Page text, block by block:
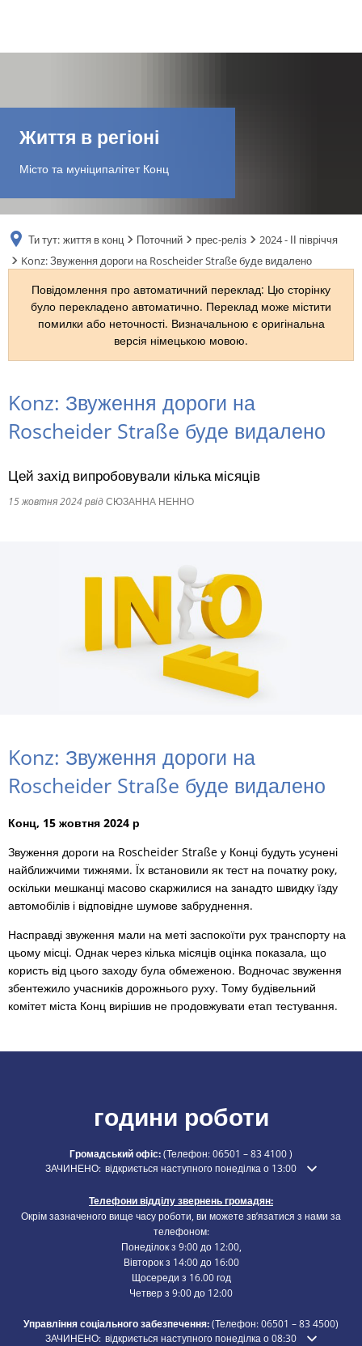
TR
Життя в регіоні
Місто та муніципалітет Конц
Ти тут: життя в конц Поточний прес-реліз
2024 - ІІ півріччя
Konz: Звуження дороги на Roscheider Straße буде видалено
Повідомлення про автоматичний переклад: Цю сторінку
було перекладено автоматично. Переклад може містити
помилки або неточності. Визначальною є оригінальна
версія німецькою мовою.
Konz: Звуження дороги на
Roscheider Straße буде видалено
Цей захід випробовували кілька місяців
15 жовтня 2024 рвідСЮЗАННА НЕННО
Konz: Звуження дороги на
Roscheider Straße буде видалено
Конц, 15 жовтня 2024 р
Звуження дороги на Roscheider Straße у Конці будуть усунені
найближчими тижнями. Їх встановили як тест на початку року,
оскільки мешканці масово скаржилися на занадто швидку їзду
автомобілів і відповідне шумове забруднення.
Насправді звуження мали на меті заспокоїти рух транспорту на
цьому місці. Однак через кілька місяців оцінка показала, що
користь від цього заходу була обмеженою. Водночас звуження
збентежило учасників дорожнього руху. Тому будівельний
комітет міста Конц вирішив не продовжувати етап тестування.
години роботи
Громадський офіс:(Телефон:06501 – 83 4100)
Натисніть, щоб приховати додатковий час відкриття або закриття
ЗАЧИНЕНО: відкриється наступного понеділка о 13:00
Телефони відділу звернень громадян:
Окрім зазначеного вище часу роботи, ви можете зв’язатися з нами за
телефоном:
Понеділок з 9:00 до 12:00,
Вівторок з 14:00 до 16:00
Щосереди з 16.00 год
Четвер з 9:00 до 12:00
Управління соціального забезпечення:(Телефон:06501 – 834500)
Натисніть, щоб приховати додатковий час відкриття або закриття
ЗАЧИНЕНО: відкриється наступного понеділка о 08:30